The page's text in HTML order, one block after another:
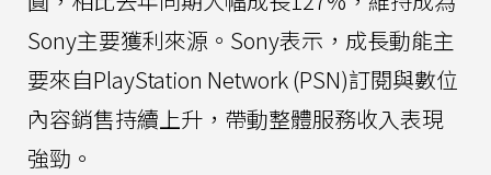
Sony主要獲利來源。Sony表示，成長動能主
要來自PlayStation Network (PSN)訂閱與數位
內容銷售持續上升，帶動整體服務收入表現
強勁。